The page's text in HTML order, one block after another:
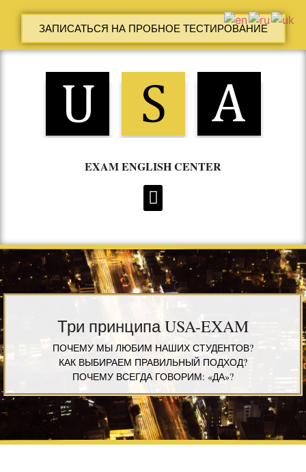
ЗАПИСАТЬСЯ НА ПРОБНОЕ ТЕСТИРОВАНИЕ
EXAM ENGLISH CENTER
Три принципа USA-EXAM
ПОЧЕМУ МЫ ЛЮБИМ НАШИХ СТУДЕНТОВ?
КАК ВЫБИРАЕМ ПРАВИЛЬНЫЙ ПОДХОД?
ПОЧЕМУ ВСЕГДА ГОВОРИМ: «ДА»?